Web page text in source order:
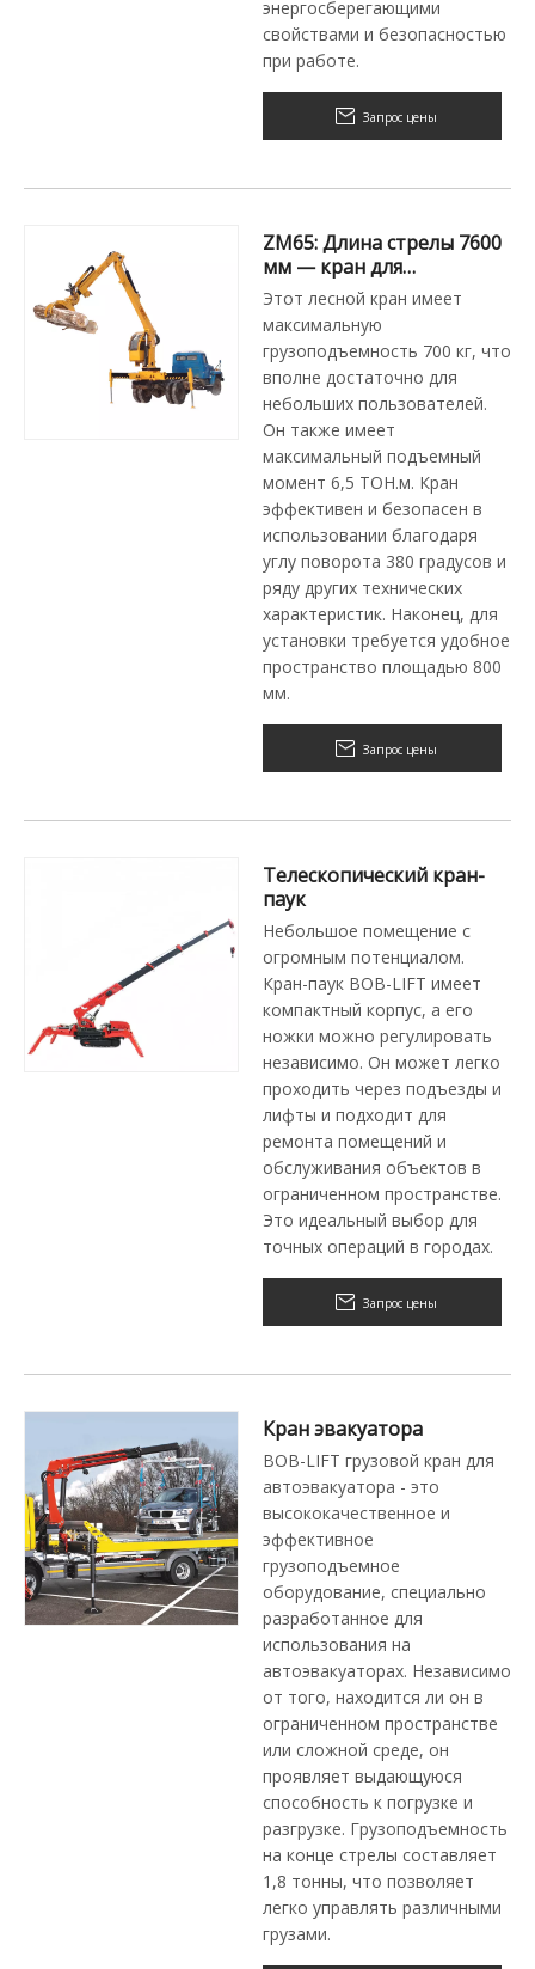
энергосберегающими
свойствами и безопасностью
при работе.
Запрос цены
ZM65: Длина стрелы 7600
мм — кран для
лесозаготовок
Этот лесной кран имеет
максимальную
грузоподъемность 700 кг, что
вполне достаточно для
небольших пользователей.
Он также имеет
максимальный подъемный
момент 6,5 ТОН.м. Кран
эффективен и безопасен в
использовании благодаря
углу поворота 380 градусов и
ряду других технических
характеристик. Наконец, для
установки требуется удобное
пространство площадью 800
мм.
Запрос цены
Телескопический кран-
паук
Небольшое помещение с
огромным потенциалом.
Кран-паук BOB-LIFT имеет
компактный корпус, а его
ножки можно регулировать
независимо. Он может легко
проходить через подъезды и
лифты и подходит для
ремонта помещений и
обслуживания объектов в
ограниченном пространстве.
Это идеальный выбор для
точных операций в городах.
Запрос цены
Кран эвакуатора
BOB-LIFT грузовой кран для
автоэвакуатора - это
высококачественное и
эффективное
грузоподъемное
оборудование, специально
разработанное для
использования на
автоэвакуаторах. Независимо
от того, находится ли он в
ограниченном пространстве
или сложной среде, он
проявляет выдающуюся
способность к погрузке и
разгрузке. Грузоподъемность
на конце стрелы составляет
1,8 тонны, что позволяет
легко управлять различными
грузами.